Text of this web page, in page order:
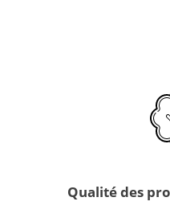
Qualité des